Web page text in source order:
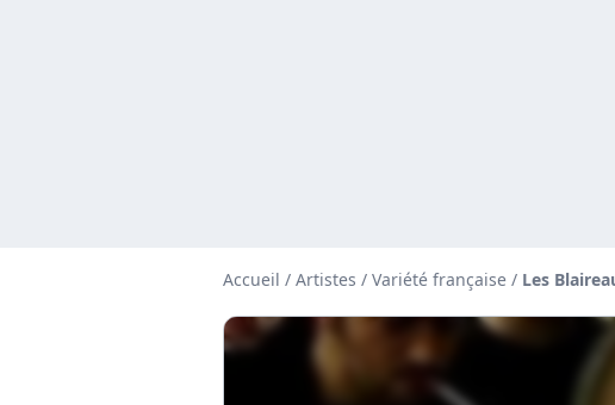
Accueil / Artistes / Variété française / Les